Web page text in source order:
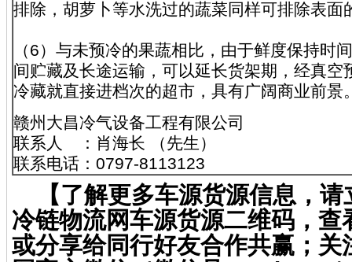
排除，胡萝卜等水洗过的蔬菜同样可排除表面
（6）与未预冷的果蔬相比，由于鲜度保持时
间贮藏及长途运输，可以延长货架期，经真空
冷藏就直接进档次的超市，具有广阔商业前景
赣州大昌冷气设备工程有限公司
联系人 ：肖海长 （先生）
联系电话：0797-8113123
【了解更多车源货源信息，
冷链物流网车源货源二维码，查
或分享给同行好友合作共赢；关